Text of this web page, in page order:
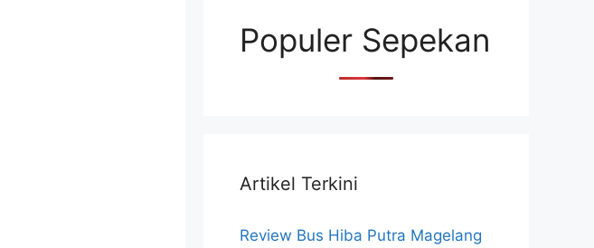
Populer Sepekan
Artikel Terkini
Review Bus Hiba Putra Magelang